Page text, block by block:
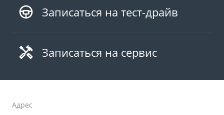
Записаться на тест-драйв
Записаться на сервис
Адрес